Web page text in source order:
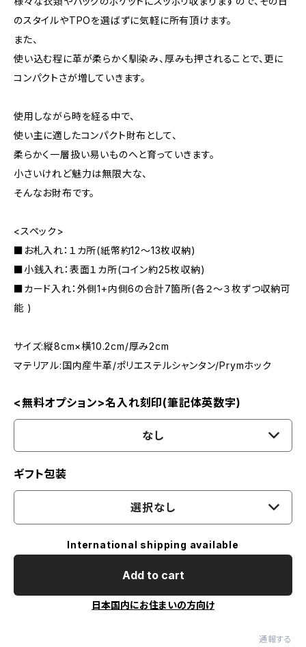
のスタイルやTPOを選ばずに気軽に所有頂けます。
また、
使い込む程に革が柔らかく馴染み、厚みも押されることで、更に
コンパクトさが増していきます。
使用しながら時を経る中で、
使い主に適したコンパクト財布として、
柔らかく一層扱い易いものへと育っていきます。
小さいけれど魅力は無限大な、
そんなお財布です。
<スペック>
■お札入れ：１カ所(紙幣約12〜13枚収納)
■小銭入れ：表面１カ所(コイン約25枚収納)
■カード入れ：外側1+内側6の合計7箇所(各２～３枚ずつ収納可
能 )
サイズ:縦8cm×横10.2cm/厚み2cm
マテリアル:国内産牛革/ポリエステルシャンタン/Prymホック
<無料オプション>名入れ刻印(筆記体英数字)
なし
ギフト包装
選択なし
International shipping available
Add to cart
日本国内にお住まいの方向け
通報する